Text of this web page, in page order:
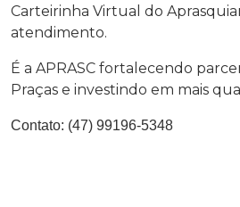
Carteirinha Virtual do
atendimento.
É a APRASC fortalecendo
Praças e investindo em mais
Contato: (47) 99196-5348